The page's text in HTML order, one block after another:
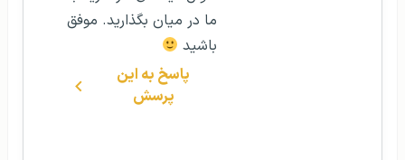
ما در میان بگذارید. موفق
باشید
پاسخ به این
پرسش